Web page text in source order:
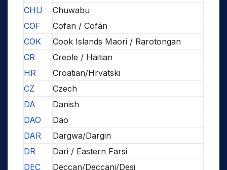
CHU
Chuwabu
COF
Cofan / Cofán
COK
Cook Islands Maori / Rarotongan
CR
Creole / Haitian
HR
Croatian/Hrvatski
CZ
Czech
DA
Danish
DAO
Dao
DAR
Dargwa/Dargin
DR
Dari / Eastern Farsi
DEC
Deccan/Deccani/Desi